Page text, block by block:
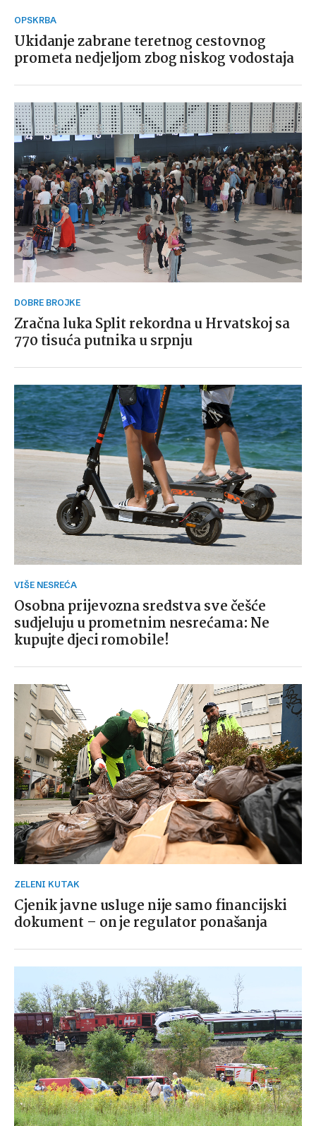
OPSKRBA
Ukidanje zabrane teretnog cestovnog
prometa nedjeljom zbog niskog vodostaja
DOBRE BROJKE
Zračna luka Split rekordna u Hrvatskoj sa
770 tisuća putnika u srpnju
VIŠE NESREĆA
Osobna prijevozna sredstva sve češće
sudjeluju u prometnim nesrećama: Ne
kupujte djeci romobile!
ZELENI KUTAK
Cjenik javne usluge nije samo financijski
dokument – on je regulator ponašanja